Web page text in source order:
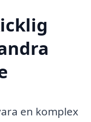
en komplex